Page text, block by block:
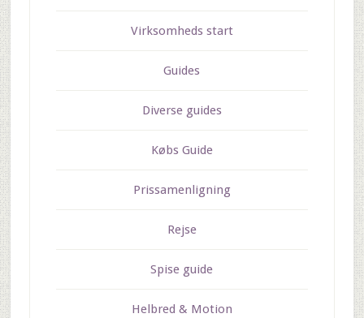
Virksomheds start
Guides
Diverse guides
Købs Guide
Prissamenligning
Rejse
Spise guide
Helbred & Motion